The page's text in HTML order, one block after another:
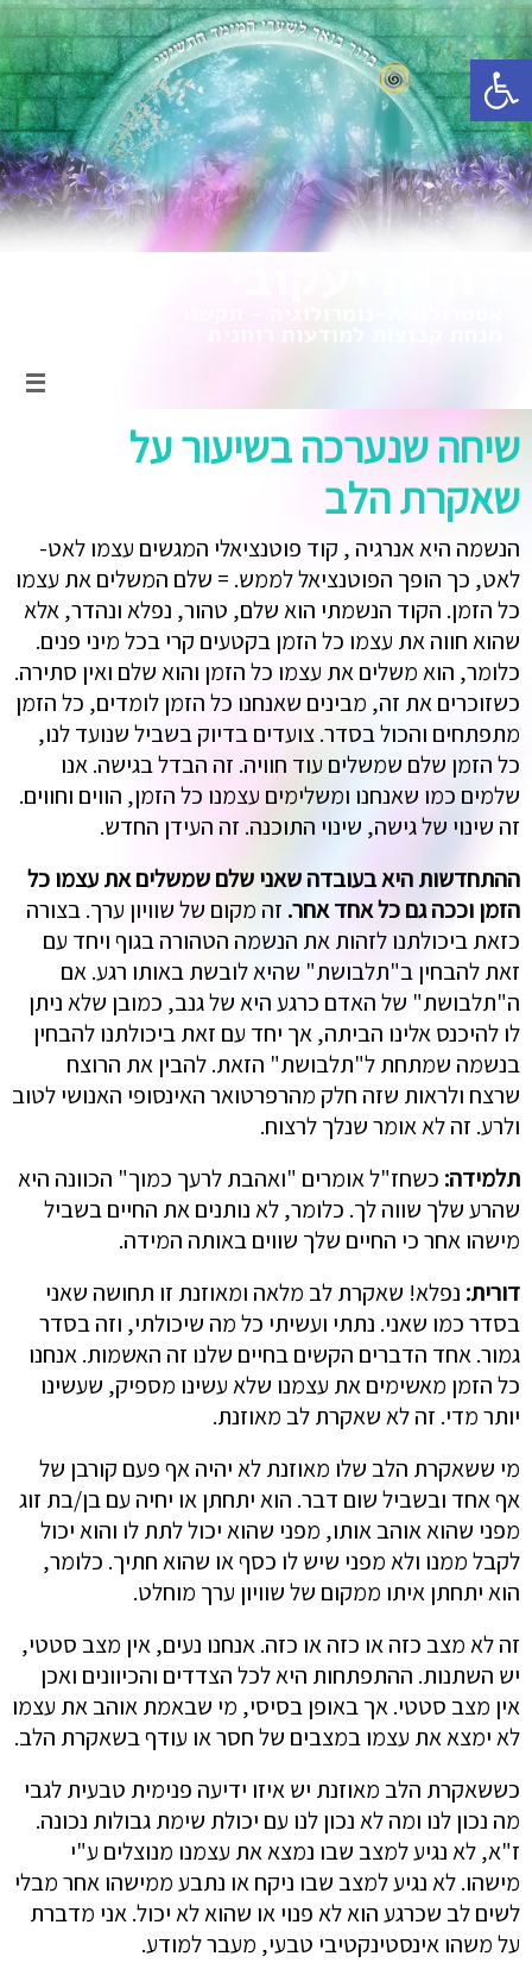
פתח סרגל נגישות
שיחה שנערכה בשיעור על
שאקרת הלב
הנשמה היא אנרגיה , קוד פוטנציאלי המגשים עצמו לאט-
לאט, כך הופך הפוטנציאל לממש. = שלם המשלים את עצמו
כל הזמן. הקוד הנשמתי הוא שלם, טהור, נפלא ונהדר, אלא
שהוא חווה את עצמו כל הזמן בקטעים קרי בכל מיני פנים.
כלומר, הוא משלים את עצמו כל הזמן והוא שלם ואין סתירה.
כשזוכרים את זה, מבינים שאנחנו כל הזמן לומדים, כל הזמן
מתפתחים והכול בסדר. צועדים בדיוק בשביל שנועד לנו,
כל הזמן שלם שמשלים עוד חוויה. זה הבדל בגישה. אנו
שלמים כמו שאנחנו ומשלימים עצמנו כל הזמן, הווים וחווים.
זה שינוי של גישה, שינוי התוכנה. זה העידן החדש.
ההתחדשות היא בעובדה שאני שלם שמשלים את עצמו כל
הזמן וככה גם כל אחד אחר. זה מקום של שוויון ערך. בצורה
כזאת ביכולתנו לזהות את הנשמה הטהורה בגוף ויחד עם
זאת להבחין ב"תלבושת" שהיא לובשת באותו רגע. אם
ה"תלבושת" של האדם כרגע היא של גנב, כמובן שלא ניתן
לו להיכנס אלינו הביתה, אך יחד עם זאת ביכולתנו להבחין
בנשמה שמתחת ל"תלבושת" הזאת. להבין את הרוצח
שרצח ולראות שזה חלק מהרפרטואר האינסופי האנושי לטוב
ולרע. זה לא אומר שנלך לרצוח.
תלמידה: כשחז"ל אומרים "ואהבת לרעך כמוך" הכוונה היא
שהרע שלך שווה לך. כלומר, לא נותנים את החיים בשביל
מישהו אחר כי החיים שלך שווים באותה המידה.
דורית: נפלא! שאקרת לב מלאה ומאוזנת זו תחושה שאני
בסדר כמו שאני. נתתי ועשיתי כל מה שיכולתי, וזה בסדר
גמור. אחד הדברים הקשים בחיים שלנו זה האשמות. אנחנו
כל הזמן מאשימים את עצמנו שלא עשינו מספיק, שעשינו
יותר מדי. זה לא שאקרת לב מאוזנת.
מי ששאקרת הלב שלו מאוזנת לא יהיה אף פעם קורבן של
אף אחד ובשביל שום דבר. הוא יתחתן או יחיה עם בן/בת זוג
מפני שהוא אוהב אותו, מפני שהוא יכול לתת לו והוא יכול
לקבל ממנו ולא מפני שיש לו כסף או שהוא חתיך. כלומר,
הוא יתחתן איתו ממקום של שוויון ערך מוחלט.
זה לא מצב כזה או כזה או כזה. אנחנו נעים, אין מצב סטטי,
יש השתנות. ההתפתחות היא לכל הצדדים והכיוונים ואכן
אין מצב סטטי. אך באופן בסיסי, מי שבאמת אוהב את עצמו
לא ימצא את עצמו במצבים של חסר או עודף בשאקרת הלב.
כששאקרת הלב מאוזנת יש איזו ידיעה פנימית טבעית לגבי
מה נכון לנו ומה לא נכון לנו עם יכולת שימת גבולות נכונה.
ז"א, לא נגיע למצב שבו נמצא את עצמנו מנוצלים ע"י
מישהו. לא נגיע למצב שבו ניקח או נתבע ממישהו אחר מבלי
לשים לב שכרגע הוא לא פנוי או שהוא לא יכול. אני מדברת
על משהו אינסטינקטיבי טבעי, מעבר למודע.